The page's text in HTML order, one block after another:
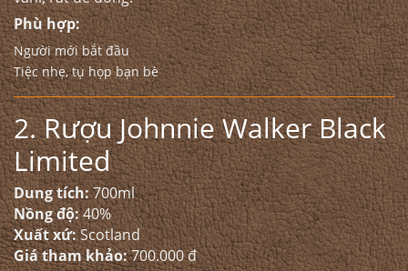
Phù hợp:
Người mới bắt đầu
Tiệc nhẹ, tụ họp bạn bè
2. Rượu Johnnie Walker Black
Limited
Dung tích:700ml
Nồng độ:40%
Xuất xứ:Scotland
Giá tham khảo:700.000 đ